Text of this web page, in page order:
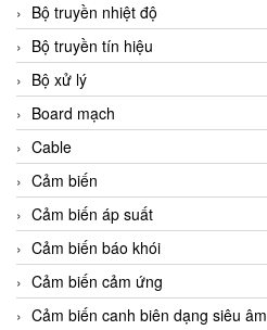
Bộ truyền nhiệt độ
Bộ truyền tín hiệu
Bộ xử lý
Board mạch
Cable
Cảm biến
Cảm biến áp suất
Cảm biến báo khói
Cảm biến cảm ứng
Cảm biến canh biên dạng siêu âm